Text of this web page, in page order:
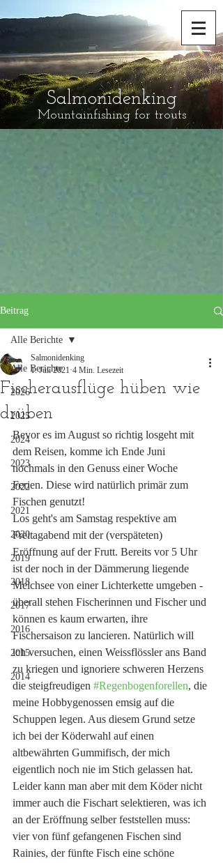
Salmonidenking
Mountainfishing for trouts
Beitrag
Alle Berichte
2026
2025
2024
2023
2022
2021
2020
2019
2018
2017
2016
2015
2014
Alle Berichte
Fischerausflüge hüben wie
drüben
Salmonidenking
1. Juli 2021 4 Min. Lesezeit
Bevor es im August so richtig losgeht mit
dem Reisen, komme ich Ende Juni
nochmals in den Genuss einer Woche
Ferien. Diese wird natürlich primär zum
Fischen genutzt!
Los geht's am Samstag respektive am
Freitagabend mit der (verspäteten)
Eröffnung auf der Frutt. Bereits vor 5 Uhr
ist der noch in der Dämmerung liegende
Melchsee von einer Lichterkette umgeben -
überall stehen Fischerinnen und Fischer und
können es kaum erwarten, ihre
Fischersaison zu lancieren. Natürlich will
ich versuchen, einen Weissflössler ans Band
zu kriegen und ignoriere schweren Herzens
die steigfreudigen #Regenbogenforellen, die
meine Hobbygenossen emsig auf die
Schuppen legen. Aus diesem Grund setze
ich bei der Köderwahl auf einen
altbewährten Gummifisch, der mich
eigentlich noch nie im Stich gelassen hat.
Leider kann man aber mit dem Köder nicht
immer auch die Fischart selektieren, was ich
an der Eröffnung selber feststellen muss:
vier von fünf gefangenen Fischen sind
Rainies, der fünfte Fisch eine schöne